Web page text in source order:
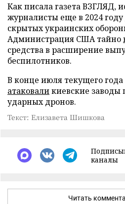
Как писала газета ВЗГЛЯД,
журналисты еще в 2024 году
скрытых украинских
Администрация США тайно
средства в расширение
беспилотников.
В конце июля текущего
атаковаликиевские заводы
ударных дронов.
Текст: Елизавета Шишкова
каналы
Читать